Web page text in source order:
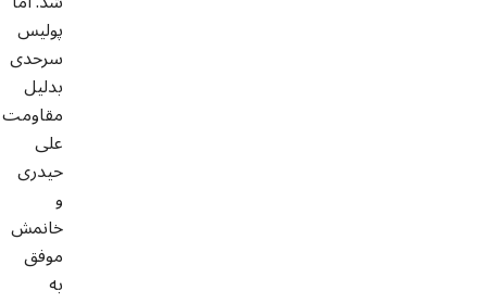
پولیس
سرحدی
بدلیل
مقاومت
علی
حیدری
و
خانمش
موفق
به